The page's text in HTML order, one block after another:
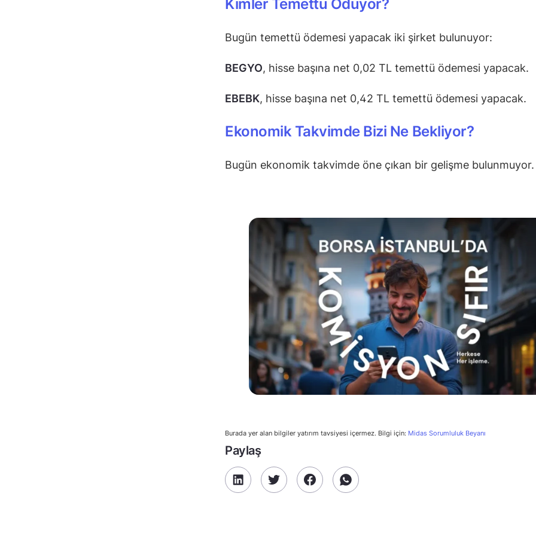
Kimler Temettü Ödüyor?
Bugün temettü ödemesi yapacak iki şirket bulunuyor:
BEGYO, hisse başına net 0,02 TL temettü ödemesi yapacak.
EBEBK, hisse başına net 0,42 TL temettü ödemesi yapacak.
Ekonomik Takvimde Bizi Ne Bekliyor?
Bugün ekonomik takvimde öne çıkan bir gelişme
Burada yer alan bilgiler yatırım tavsiyesi içermez. Bilgi için: Midas Sorumluluk Beyanı
Paylaş